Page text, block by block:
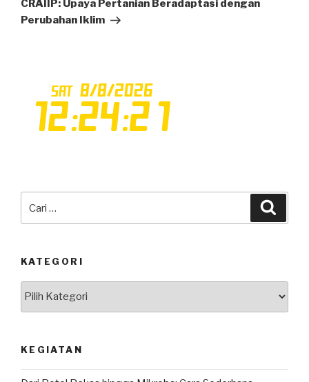
CRAIIP: Upaya Pertanian Beradaptasi dengan
Perubahan Iklim
KATEGORI
Kategori
KEGIATAN